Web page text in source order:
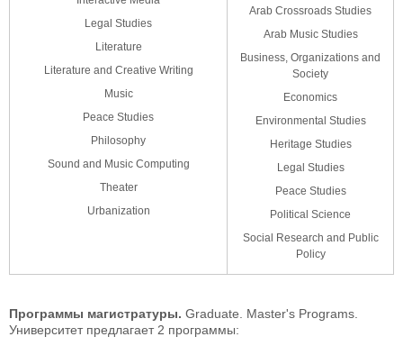
Legal Studies
Literature
Literature and Creative Writing
Music
Peace Studies
Philosophy
Sound and Music Computing
Theater
Urbanization
Arab Crossroads Studies
Arab Music Studies
Business, Organizations and
Society
Economics
Environmental Studies
Heritage Studies
Legal Studies
Peace Studies
Political Science
Social Research and Public
Policy
Программы магистратуры. Graduate. Master's Programs.
Университет предлагает 2 программы: